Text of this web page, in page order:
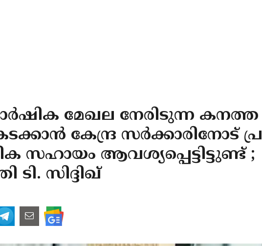
മേഖല നേരിടുന്ന കനത്ത
കേന്ദ്ര സർക്കാരിനോട് പ്ര
സഹായം ആവശ്യപ്പെട്ടിട്ടുണ്ട് ;
ടി. സിദ്ദിഖ്